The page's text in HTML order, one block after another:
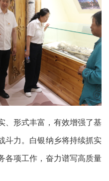
、形式丰富，有效增强了基
斗力。白银纳乡将持续抓实
各项工作，奋力谱写高质量